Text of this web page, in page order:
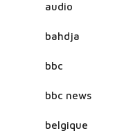
audio
bahdja
bbc
bbc news
belgique